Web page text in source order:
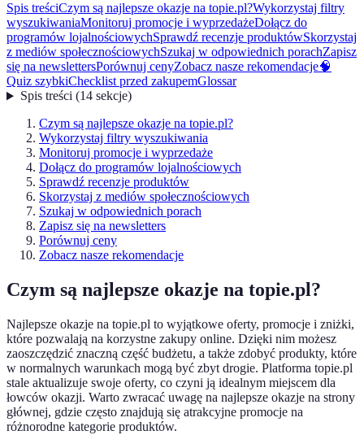
Spis treściCzym są najlepsze okazje na topie.pl?Wykorzystaj filtry
wyszukiwaniaMonitoruj promocje i wyprzedażeDołącz do
programów lojalnościowychSprawdź recenzje produktówSkorzystaj
z mediów społecznościowychSzukaj w odpowiednich porachZapisz
się na newslettersPorównuj cenyZobacz nasze rekomendacje🧠
Quiz szybkiChecklist przed zakupemGlossar
Spis treści(14 sekcje)
Czym są najlepsze okazje na topie.pl?
Wykorzystaj filtry wyszukiwania
Monitoruj promocje i wyprzedaże
Dołącz do programów lojalnościowych
Sprawdź recenzje produktów
Skorzystaj z mediów społecznościowych
Szukaj w odpowiednich porach
Zapisz się na newsletters
Porównuj ceny
Zobacz nasze rekomendacje
Czym są najlepsze okazje na topie.pl?
Najlepsze okazje na topie.pl to wyjątkowe oferty, promocje i zniżki,
które pozwalają na korzystne zakupy online. Dzięki nim możesz
zaoszczędzić znaczną część budżetu, a także zdobyć produkty, które
w normalnych warunkach mogą być zbyt drogie. Platforma topie.pl
stale aktualizuje swoje oferty, co czyni ją idealnym miejscem dla
łowców okazji. Warto zwracać uwagę na najlepsze okazje na strony
głównej, gdzie często znajdują się atrakcyjne promocje na
różnorodne kategorie produktów.